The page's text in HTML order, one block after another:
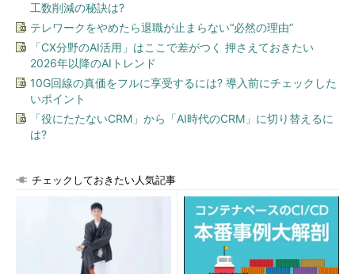
［貼り付けオプション］ボタンを非表示設定にする（4）
［貼り付けオプション］ボタンが表示されなくなる。
［貼り付けオプション］ボタンを使わずに書式を設定して貼
工数削減の秘訣は?
テレワークをやめたら退職が止まらない“必然の理由”
「CX分野のAI活用」はここで差がつく 押さえておきたい
2026年以降のAIトレンド
10G回線の真価をフルに享受するには? 導入前にチェックした
いポイント
「役にたたないCRM」から「AI時代のCRM」に切り替えるに
は?
チェックしておきたい人気記事